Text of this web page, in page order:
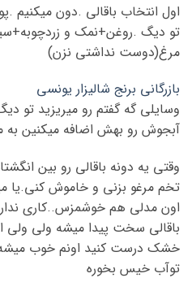
اول انتخاب باقالی .دون میکنیم
تو دیگ .روغن+نمک و
مرغ(دوست نداشتی نزن)
بازرگانی برنج شالیزار یونسی
وسایلی گه گفتم رو میریزید تو
آبجوش رو بهش اضافه میکنین به
وقتی یه دونه باقالی رو بین
تخم مرغو بزنی و خاموش کنی.یا
اون مدلی هم خوشمزس..کاری
باقالی سخت پیدا میشه ولی ولی
خشک درست کنید اونم خوب
توآب خیس بخوره